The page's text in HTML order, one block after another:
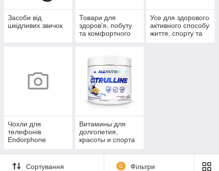
Засоби від
шкідливих звичок
Товари для
здоров'я, побуту
та комфортного
Усе для здорового
активного способу
життя, спорту та
Чохли для
телефонів
Endorphone
Витамины для
долголетия,
красоты и спорта
Сортування 0 Фільтри